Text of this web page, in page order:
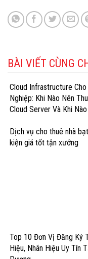
BÀI VIẾT CÙNG
Cloud Infrastructure Cho
Nghiệp: Khi Nào Nên
Cloud Server Và Khi
Dịch vụ cho thuê nhà
kiện giá tốt tận xưởng
Top 10 Đơn Vị Đăng Ký
Hiệu, Nhãn Hiệu Uy Tín